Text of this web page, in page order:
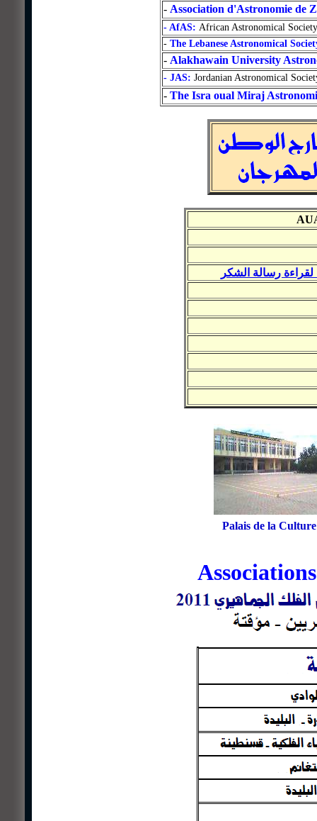
- Association d'Astronomie de
- AfAS: African Astronomical
-The Lebanese Astronomical
- Alakhawain University
- JAS: Jordanian Astronomical
- The Isra oual Miraj
لقراءة رسالة الشكر
Palais de la